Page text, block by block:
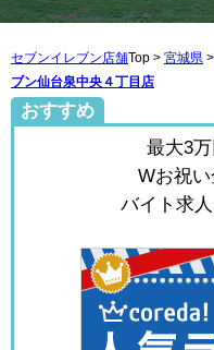
セブンイレブン店舗Top > 宮城県 >
ブン仙台泉中央４丁目店
おすすめ
最大3
Wお祝い
バイト求